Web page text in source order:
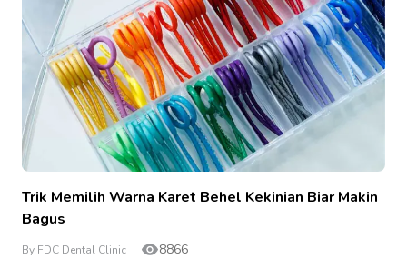
Trik Memilih Warna Karet Behel Kekinian Biar Makin
Bagus
By FDC Dental Clinic 8866